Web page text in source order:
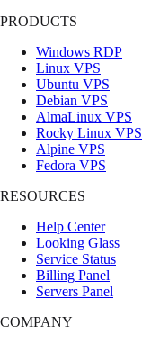
PRODUCTS
Windows RDP
Linux VPS
Ubuntu VPS
Debian VPS
AlmaLinux VPS
Rocky Linux VPS
Alpine VPS
Fedora VPS
RESOURCES
Help Center
Looking Glass
Service Status
Billing Panel
Servers Panel
COMPANY